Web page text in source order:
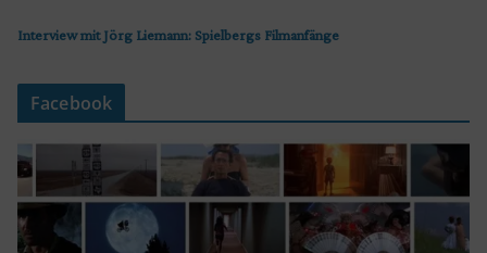
Interview mit Jörg Liemann: Spielbergs Filmanfänge
Facebook